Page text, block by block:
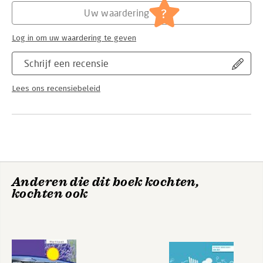
Schrijf een recensie
Lees ons recensiebeleid
Uw waardering ?
Log in om uw waardering te geven
Anderen die dit boek kochten,
kochten ook